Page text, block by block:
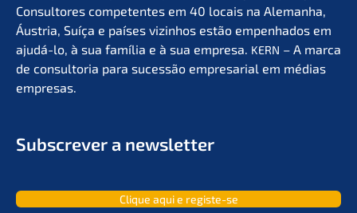
Consul­to­res compe­ten­tes em 40 locais na Aleman­ha,
Áustria, Suíça e países vizin­hos estão empen­ha­dos em
ajudá-lo, à sua família e à sua empre­sa. KERN – A marca
de consult­oria para suces­são empre­sa­ri­al em médias
empresas.
Subscrever a newsletter
Clique aqui e registe-se